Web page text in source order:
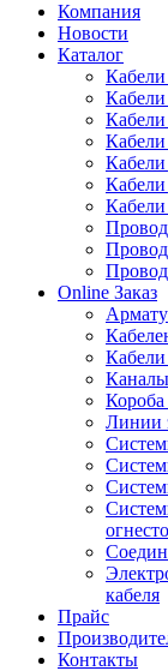
Компания
Новости
Каталог
Кабели
Кабели
Кабели
Online Заказ
Короба
Линии
кабеля
Прайс
Контакты